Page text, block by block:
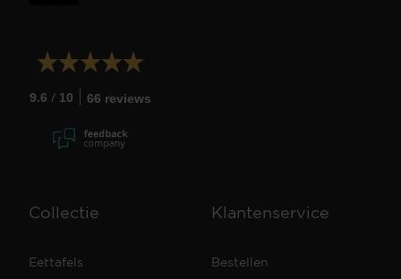
9.6 / 10 66 reviews
Collectie
Eettafels
Klantenservice
Bestellen